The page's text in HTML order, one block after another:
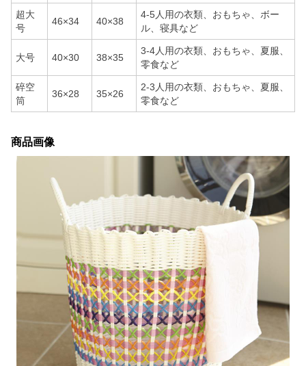
超大
号
46×34 40×38
4-5人用の衣類、おもちゃ、ボー
ル、寝具など
大号 40×30 38×35
3-4人用の衣類、おもちゃ、夏服、
零食など
碎空
筒
36×28 35×26
2-3人用の衣類、おもちゃ、夏服、
零食など
商品画像